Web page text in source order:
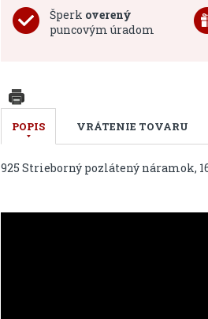
Šperk overený
puncovým úradom
POPIS VRÁTENIE TOVARU
925 Strieborný pozlátený náramok,